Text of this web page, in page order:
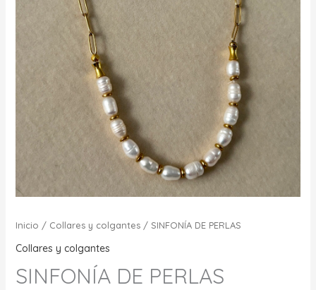
Inicio / Collares y colgantes/ SINFONÍA DE PERLAS
Collares y colgantes
SINFONÍA DE PERLAS